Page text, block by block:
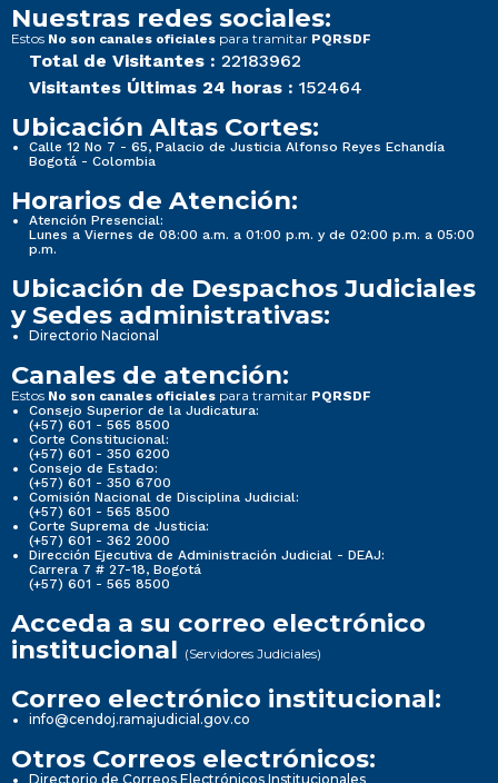
Nuestras redes sociales:
Estos No son canales oficiales para tramitar PQRSDF
Total de Visitantes : 22183962
Visitantes Últimas 24 horas : 152464
Ubicación Altas Cortes:
Calle 12 No 7 - 65, Palacio de Justicia Alfonso Reyes Echandía
Bogotá - Colombia
Horarios de Atención:
Atención Presencial:
Lunes a Viernes de 08:00 a.m. a 01:00 p.m. y de 02:00 p.m. a 05:00
p.m.
Ubicación de Despachos Judiciales
y Sedes administrativas:
Directorio Nacional
Canales de atención:
Estos No son canales oficiales para tramitar PQRSDF
Consejo Superior de la Judicatura:
(+57) 601 - 565 8500
Corte Constitucional:
(+57) 601 - 350 6200
Consejo de Estado:
(+57) 601 - 350 6700
Comisión Nacional de Disciplina Judicial:
(+57) 601 - 565 8500
Corte Suprema de Justicia:
(+57) 601 - 362 2000
Dirección Ejecutiva de Administración Judicial - DEAJ:
Carrera 7 # 27-18, Bogotá
(+57) 601 - 565 8500
Acceda a su correo electrónico
institucional (Servidores Judiciales)
Correo electrónico institucional:
info@cendoj.ramajudicial.gov.co
Otros Correos electrónicos:
Directorio de Correos Electrónicos Institucionales